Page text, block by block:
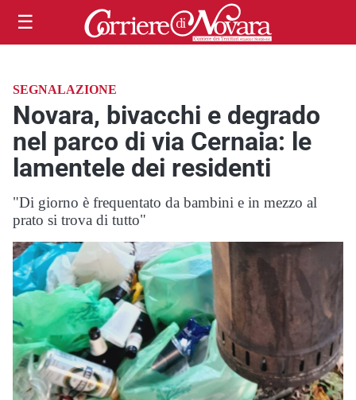
☰
SEGNALAZIONE
Novara, bivacchi e degrado
nel parco di via Cernaia: le
lamentele dei residenti
"Di giorno è frequentato da bambini e in mezzo al
prato si trova di tutto"